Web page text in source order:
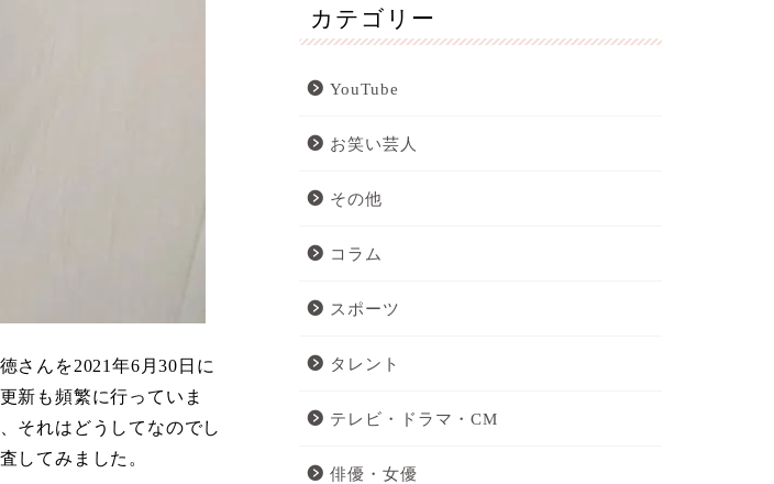
さんを2021年6月30日に
新も頻繁に行っていま
それはどうしてなのでし
してみました。
カテゴリー
YouTube
お笑い芸人
その他
コラム
スポーツ
タレント
テレビ・ドラマ・CM
俳優・女優